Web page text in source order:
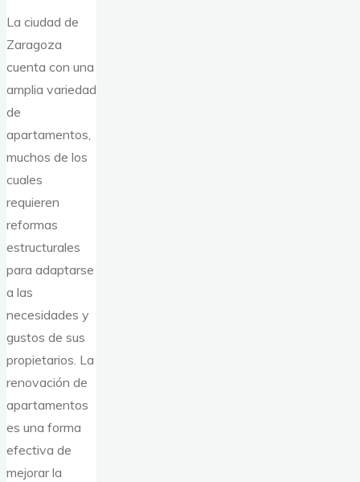
La ciudad de
Zaragoza
cuenta con una
amplia variedad
de
apartamentos,
muchos de los
cuales
requieren
reformas
estructurales
para adaptarse
a las
necesidades y
gustos de sus
propietarios. La
renovación de
apartamentos
es una forma
efectiva de
mejorar la